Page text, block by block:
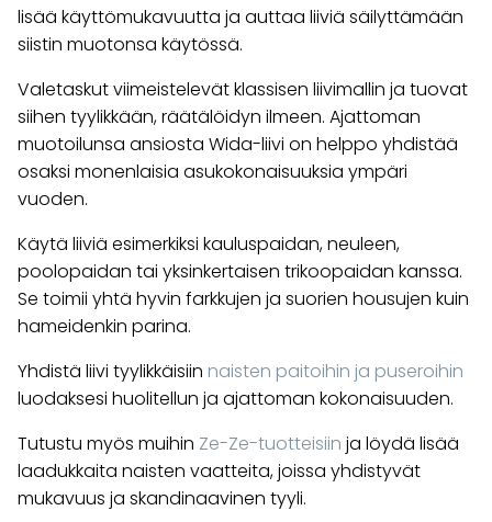
lisää käyttömukavuutta ja auttaa liiviä säilyttämään
siistin muotonsa käytössä.
Valetaskut viimeistelevät klassisen liivimallin ja tuovat
siihen tyylikkään, räätälöidyn ilmeen. Ajattoman
muotoilunsa ansiosta Wida-liivi on helppo yhdistää
osaksi monenlaisia asukokonaisuuksia ympäri
vuoden.
Käytä liiviä esimerkiksi kauluspaidan, neuleen,
poolopaidan tai yksinkertaisen trikoopaidan kanssa.
Se toimii yhtä hyvin farkkujen ja suorien housujen kuin
hameidenkin parina.
Yhdistä liivi tyylikkäisiin naisten paitoihin ja puseroihin
luodaksesi huolitellun ja ajattoman kokonaisuuden.
Tutustu myös muihin Ze-Ze-tuotteisiin ja löydä lisää
laadukkaita naisten vaatteita, joissa yhdistyvät
mukavuus ja skandinaavinen tyyli.